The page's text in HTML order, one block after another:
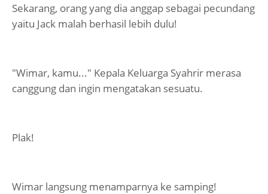
Sekarang, orang yang dia anggap sebagai pecundang
yaitu Jack malah berhasil lebih dulu!
"Wimar, kamu..." Kepala Keluarga Syahrir merasa
canggung dan ingin mengatakan sesuatu.
Plak!
Wimar langsung menamparnya ke samping!